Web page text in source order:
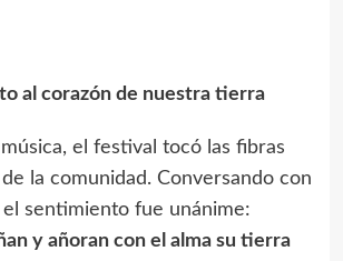
al corazón de nuestra tierra
el festival tocó las fibras
la comunidad. Conversando con
el sentimiento fue unánime:
y añoran con el alma su tierra